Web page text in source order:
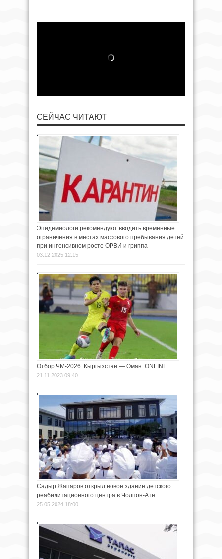
СЕЙЧАС ЧИТАЮТ
Эпидемиологи рекомендуют вводить временные
ограничения в местах массового пребывания детей
при интенсивном росте ОРВИ и гриппа
03.12.2025 12:15
Отбор ЧМ-2026: Кыргызстан — Оман. ONLINE
21.11.2023 09:40
Садыр Жапаров открыл новое здание детского
реабилитационного центра в Чолпон-Ате
25.05.2024 18:00